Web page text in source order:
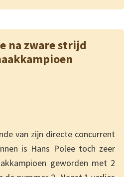
na zware strijd
van zijn directe concurrent
is Hans Polee toch zeer
geworden met 2